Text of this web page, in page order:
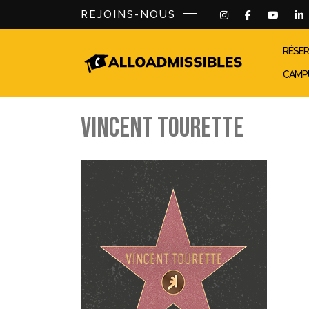
REJOINS-NOUS
VINCENT TOURETTE